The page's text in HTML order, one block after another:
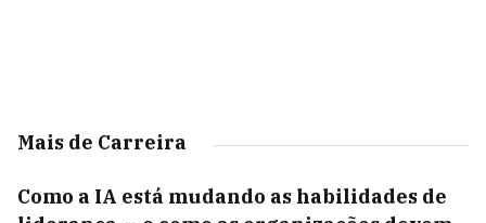
Mais de Carreira
Como a IA está mudando as habilidades de